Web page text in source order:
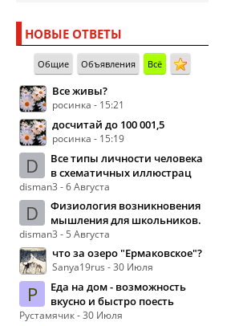
НОВЫЕ ОТВЕТЫ
Общие Объявления Всё
Все живы?
росинка - 15:21
досчитай до 100 001,5
росинка - 15:19
D
Все типы личности человека
в схематичных иллюстрац
disman3 - 6 Августа
D
Физиология возникновения
мышления для школьников.
disman3 - 5 Августа
что за озеро "Ермаковское"?
Sanya19rus - 30 Июля
Р
Еда на дом - возможность
вкусно и быстро поесть
Рустамячик - 30 Июля